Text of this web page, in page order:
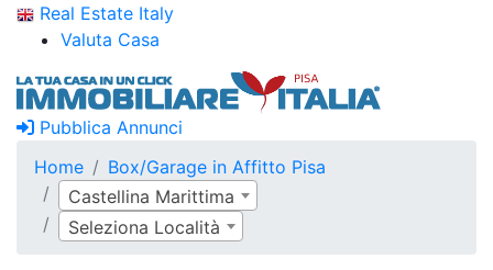
Real Estate Italy
Valuta Casa
Pubblica Annunci
Home
Box/Garage in Affitto Pisa
Castellina Marittima
Seleziona Località